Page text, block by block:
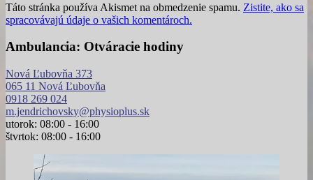
Táto stránka používa Akismet na obmedzenie spamu. Zistite, ako sa
spracovávajú údaje o vašich komentároch.
Ambulancia: Otváracie hodiny
Nová Ľubovňa 373
065 11 Nová Ľubovňa
0918 269 024
m.jendrichovsky@physioplus.sk
utorok: 08:00 - 16:00
štvrtok: 08:00 - 16:00